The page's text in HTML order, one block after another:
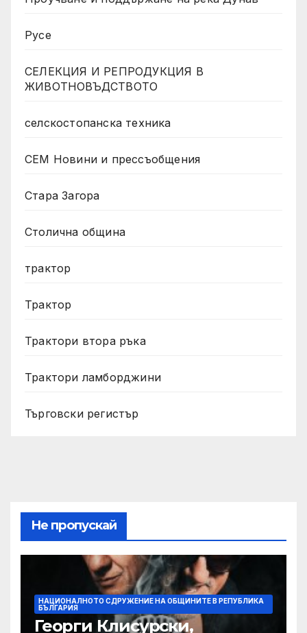
Русе
СЕЛЕКЦИЯ И РЕПРОДУКЦИЯ В
ЖИВОТНОВЪДСТВОТО
селскостопанска техника
СЕМ Новини и прессъобщения
Стара Загора
Столична община
трактор
Трактор
Трактори втора ръка
Трактори ламборджини
Търговски регистър
Не пропускай
НАЦИОНАЛНОТО СДРУЖЕНИЕ НА ОБЩИНИТЕ В РЕПУБЛИКА
БЪЛГАРИЯ
Георги Клисурски,